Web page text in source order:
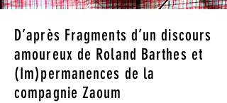
D’après Fragments d’un discours
amoureux de Roland Barthes et
(Im)permanences de la
compagnie Zaoum